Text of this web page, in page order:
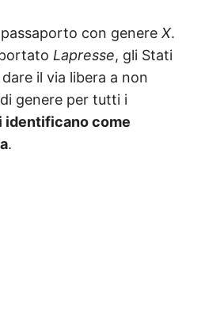
passaporto con genere X.
Lapresse, gli Stati
il via libera a non
genere per tutti i
identificano come
.